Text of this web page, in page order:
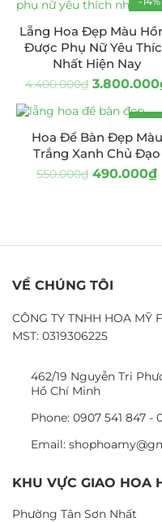
Lẵng Hoa Đẹp Màu
Được Phụ Nữ Yêu
Nhất Hiện Nay
4.400.000₫ 3.800.000
-11%
Hoa Để Bàn Đẹp Màu
Trắng Xanh Chủ Đạo
550.000₫ 490.000₫
VỀ CHÚNG TÔI
CÔNG TY TNHH HOA MỸ
MST: 0319306225
462/19 Nguyễn Tri
Hồ Chí Minh
Phone: 0907 541 847 -
Email:
KHU VỰC GIAO HOA
Phường Tân Sơn Nhất